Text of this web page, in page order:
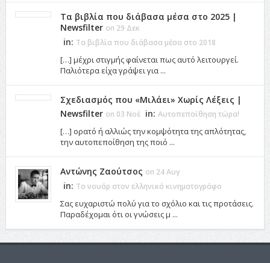
Τα βιβλία που διάβασα μέσα στο 2025 |
Newsfilter on 29 Δεκ
in: Τα βιβλία που διάβασα μέσα στο 2018
[…] μέχρι στιγμής φαίνεται πως αυτό λειτουργεί.
Παλιότερα είχα γράψει για ...
Σχεδιασμός που «Μιλάει» Χωρίς Λέξεις |
Newsfilter on 03 Νοέ in: Αυτοπεποίθηση τώρα!
[…] ορατό ή αλλιώς την κομψότητα της απλότητας,
την αυτοπεποίθηση της ποιό ...
Αντώνης Ζαούτσος on 24 Αυγ
in: Το νουάρ στον ελληνικό κινηματογράφο
Σας ευχαριστώ πολύ για το σχόλιο και τις προτάσεις.
Παραδέχομαι ότι οι γνώσεις μ ...